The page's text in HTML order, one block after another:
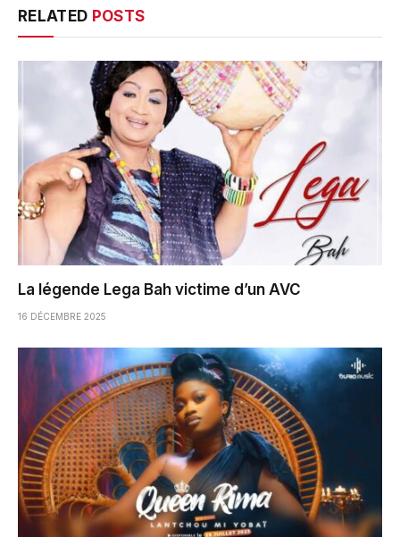
RELATED POSTS
La légende Lega Bah victime d’un AVC
16 DÉCEMBRE 2025